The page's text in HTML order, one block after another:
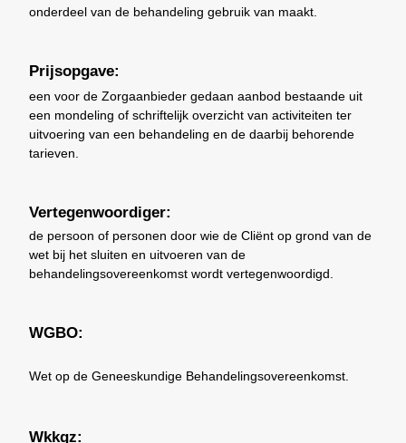
onderdeel van de behandeling gebruik van maakt.
Prijsopgave:
een voor de Zorgaanbieder gedaan aanbod bestaande uit
een mondeling of schriftelijk overzicht van activiteiten ter
uitvoering van een behandeling en de daarbij behorende
tarieven.
Vertegenwoordiger:
de persoon of personen door wie de Cliënt op grond van de
wet bij het sluiten en uitvoeren van de
behandelingsovereenkomst wordt vertegenwoordigd.
WGBO:
Wet op de Geneeskundige Behandelingsovereenkomst.
Wkkgz: